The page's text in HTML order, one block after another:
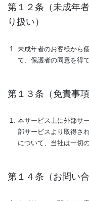
第１２条（未成年
り扱い）
未成年者のお客様から
て、保護者の同意を得
第１３条（免責事項
本サービス上に外部サ
部サービスより取得さ
について、当社は一切
第１４条（お問い合